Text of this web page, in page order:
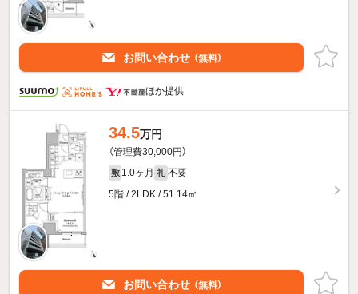
お問い合わせ （無料）
ほか提供
34.5万円
（管理費30,000円）
敷 1.0ヶ月 礼 不要
5階 / 2LDK / 51.14㎡
お問い合わせ （無料）